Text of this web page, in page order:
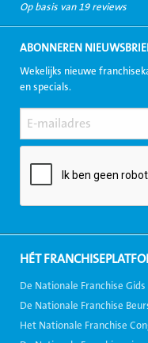
Op basis van 19 reviews
ABONNEREN
Wekelijks nieuwe
en specials.
HÉT
De Nationale Franchise Gids
De Nationale Franchise
Het Nationale Franchise